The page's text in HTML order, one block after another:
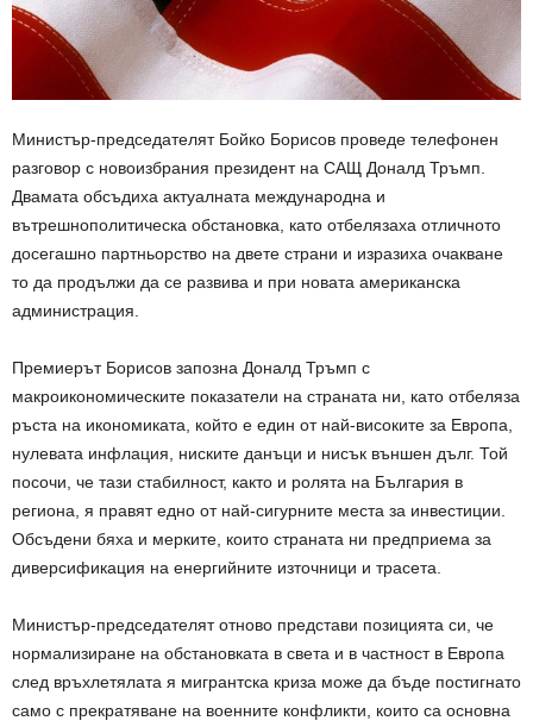
Министър-председателят Бойко Борисов проведе телефонен
разговор с новоизбрания президент на САЩ Доналд Тръмп.
Двамата обсъдиха актуалната международна и
вътрешнополитическа обстановка, като отбелязаха отличното
досегашно партньорство на двете страни и изразиха очакване
то да продължи да се развива и при новата американска
администрация.
Премиерът Борисов запозна Доналд Тръмп с
макроикономическите показатели на страната ни, като отбеляза
ръста на икономиката, който е един от най-високите за Европа,
нулевата инфлация, ниските данъци и нисък външен дълг. Той
посочи, че тази стабилност, както и ролята на България в
региона, я правят едно от най-сигурните места за инвестиции.
Обсъдени бяха и мерките, които страната ни предприема за
диверсификация на енергийните източници и трасета.
Министър-председателят отново представи позицията си, че
нормализиране на обстановката в света и в частност в Европа
след връхлетялата я мигрантска криза може да бъде постигнато
само с прекратяване на военните конфликти, които са основна